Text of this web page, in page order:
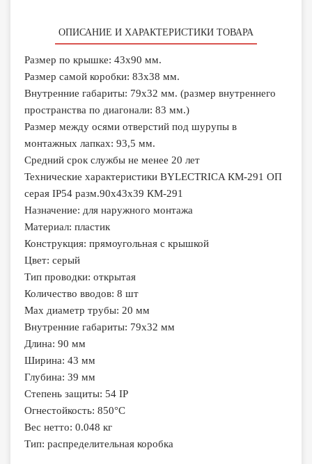
ОПИСАНИЕ И ХАРАКТЕРИСТИКИ ТОВАРА
Размер по крышке: 43х90 мм.
Размер самой коробки: 83х38 мм.
Внутренние габариты: 79х32 мм. (размер внутреннего
пространства по диагонали: 83 мм.)
Размер между осями отверстий под шурупы в
монтажных лапках: 93,5 мм.
Средний срок службы не менее 20 лет
Технические характеристики BYLECTRICA КМ-291 ОП
серая IP54 разм.90х43х39 КМ-291
Назначение: для наружного монтажа
Материал: пластик
Конструкция: прямоугольная с крышкой
Цвет: серый
Тип проводки: открытая
Количество вводов: 8 шт
Max диаметр трубы: 20 мм
Внутренние габариты: 79х32 мм
Длина: 90 мм
Ширина: 43 мм
Глубина: 39 мм
Степень защиты: 54 IP
Огнестойкость: 850°C
Вес нетто: 0.048 кг
Тип: распределительная коробка